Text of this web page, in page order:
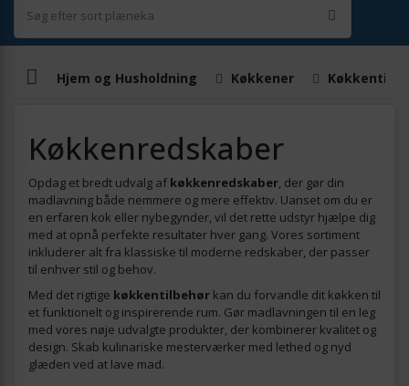
Hjem og Husholdning Køkkener
Køkkenredskaber
Opdag et bredt udvalg af køkkenredskaber, der gør din
madlavning både nemmere og mere effektiv. Uanset om du er
en erfaren kok eller nybegynder, vil det rette udstyr hjælpe dig
med at opnå perfekte resultater hver gang. Vores sortiment
inkluderer alt fra klassiske til moderne redskaber, der passer
til enhver stil og behov.
Med det rigtige køkkentilbehør kan du forvandle dit køkken til
et funktionelt og inspirerende rum. Gør madlavningen til en leg
med vores nøje udvalgte produkter, der kombinerer kvalitet og
design. Skab kulinariske mesterværker med lethed og nyd
glæden ved at lave mad.